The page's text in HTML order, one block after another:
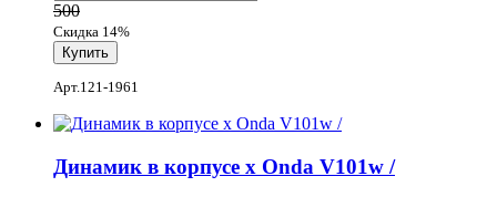
500
Скидка 14%
Арт.121-1961
Динамик в корпусе x Onda V101w /